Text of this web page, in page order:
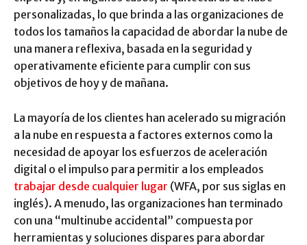
personalizadas, lo que brinda a las organizaciones de
todos los tamaños la capacidad de abordar la nube de
una manera reflexiva, basada en la seguridad y
operativamente eficiente para cumplir con sus
objetivos de hoy y de mañana.
La mayoría de los clientes han acelerado su migración
a la nube en respuesta a factores externos como la
necesidad de apoyar los esfuerzos de aceleración
digital o el impulso para permitir a los empleados
trabajar desde cualquier lugar (WFA, por sus siglas en
inglés). A menudo, las organizaciones han terminado
con una “multinube accidental” compuesta por
herramientas y soluciones dispares para abordar